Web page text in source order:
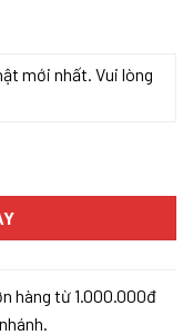
mới nhất. Vui lòng
hàng từ 1.000.000đ